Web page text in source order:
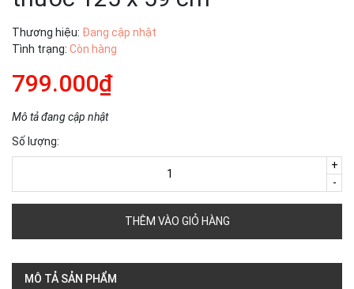
Thương hiệu: Đang cập nhật
Tình trạng: Còn hàng
799.000₫
Mô tả đang cập nhật
Số lượng:
-
+
THÊM VÀO GIỎ HÀNG
MÔ TẢ SẢN PHẨM